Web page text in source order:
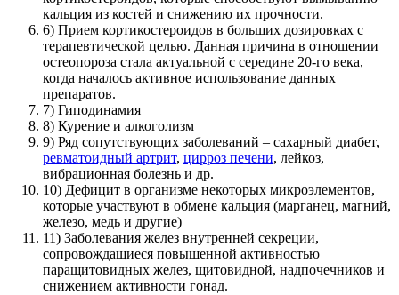
кальция из костей и снижению их прочности.
6) Прием кортикостероидов в больших дозировках с
терапевтической целью. Данная причина в отношении
остеопороза стала актуальной с середине 20-го века,
когда началось активное использование данных
препаратов.
7) Гиподинамия
8) Курение и алкоголизм
9) Ряд сопутствующих заболеваний – сахарный диабет,
ревматоидный артрит, цирроз печени, лейкоз,
вибрационная болезнь и др.
10) Дефицит в организме некоторых микроэлементов,
которые участвуют в обмене кальция (марганец, магний,
железо, медь и другие)
11) Заболевания желез внутренней секреции,
сопровождащиеся повышенной активностью
паращитовидных желез, щитовидной, надпочечников и
снижением активности гонад.